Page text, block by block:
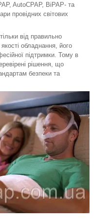
AutoCPAP, BiPAP- та
провідних світових
від правильно
обладнання, його
підтримки. Тому в
рішення, що
безпеки та